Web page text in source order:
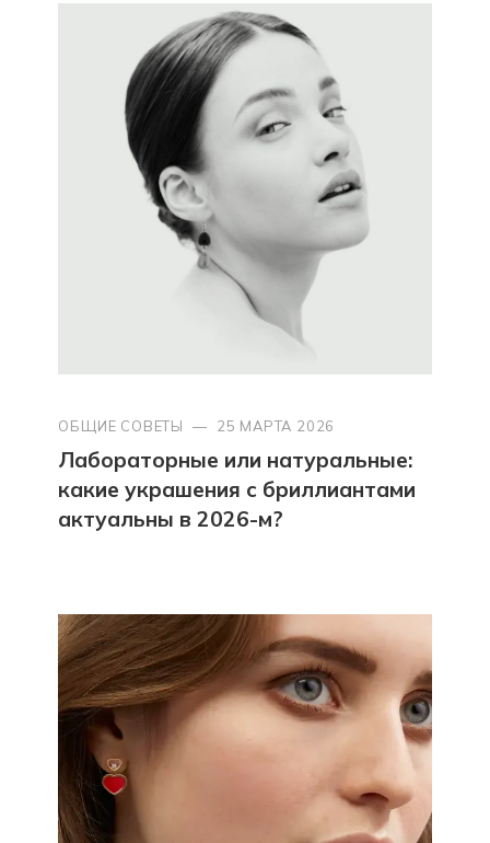
ОБЩИЕ СОВЕТЫ — 25 МАРТА 2026
Лабораторные или натуральные:
какие украшения с бриллиантами
актуальны в 2026-м?